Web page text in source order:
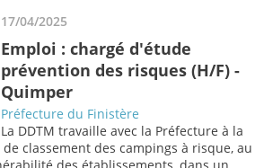
17/04/2025
Emploi : chargé d'étude
prévention des risques (H/F) -
Quimper
Préfecture du Finistère
La DDTM travaille avec la Préfecture à la
classement des campings à risque, au